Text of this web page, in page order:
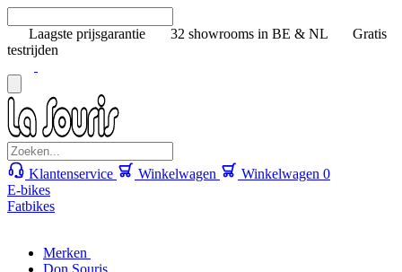
Laagste prijsgarantie 32 showrooms in BE & NL
Gratis
testrijden
Klantenservice Winkelwagen Winkelwagen 0
E-bikes
Fatbikes
Merken
Don Souris